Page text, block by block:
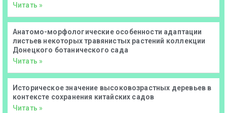
Читать »
Анатомо-морфологические особенности адаптации
листьев некоторых травянистых растений коллекции
Донецкого ботанического сада
Читать »
Историческое значение высоковозрастных деревьев в
контексте сохранения китайских садов
Читать »